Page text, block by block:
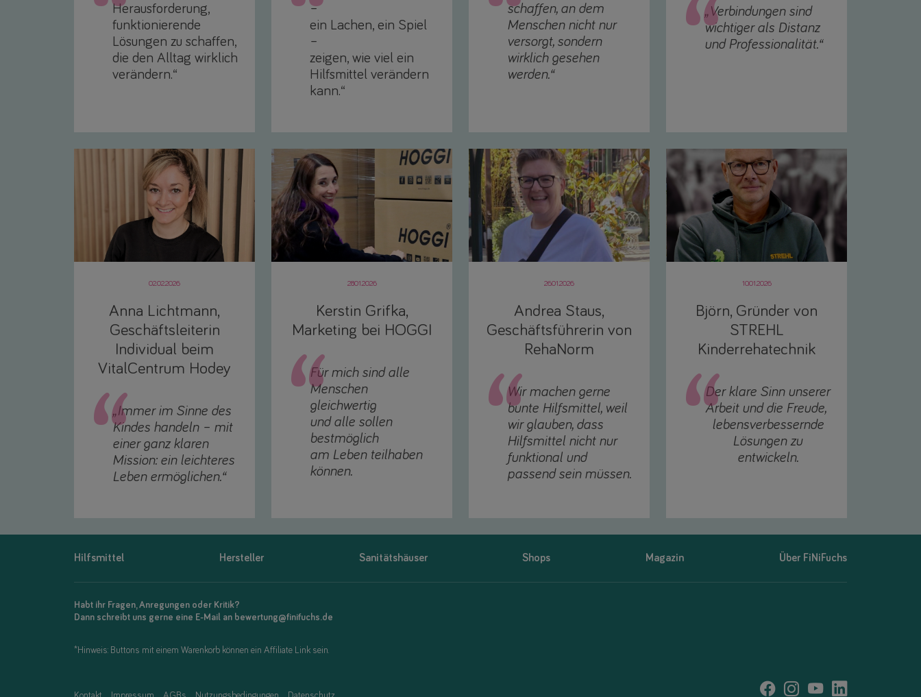
Herausforderung,
funktionierende
Lösungen zu schaffen,
die den Alltag wirklich
verändern.“
–
ein Lachen, ein Spiel
–
zeigen, wie viel ein
Hilfsmittel verändern
kann.“
schaffen, an dem
Menschen nicht nur
versorgt, sondern
wirklich gesehen
werden.“
„Verbindungen sind
wichtiger als Distanz
und Professionalität.“
02.02.2026
Anna Lichtmann,
Geschäftsleiterin
Individual beim
VitalCentrum Hodey
„Immer im Sinne des
Kindes handeln – mit
einer ganz klaren
Mission: ein leichteres
Leben ermöglichen.“
28.01.2026
Kerstin Grifka,
Marketing bei HOGGI
Für mich sind alle
Menschen
gleichwertig
und alle sollen
bestmöglich
am Leben teilhaben
können.
26.01.2026
Andrea Staus,
Geschäftsführerin von
RehaNorm
Wir machen gerne
bunte Hilfsmittel, weil
wir glauben, dass
Hilfsmittel nicht nur
funktional und
passend sein müssen.
10.01.2026
Björn, Gründer von
STREHL
Kinderrehatechnik
Der klare Sinn unserer
Arbeit und die Freude,
lebensverbessernde
Lösungen zu
entwickeln.
Hilfsmittel Hersteller Sanitätshäuser Shops Magazin Über FiNiFuchs
Habt ihr Fragen, Anregungen oder Kritik?
Dann schreibt uns gerne eine E-Mail an bewertung@finifuchs.de
*Hinweis: Buttons mit einem Warenkorb können ein Affiliate Link sein.